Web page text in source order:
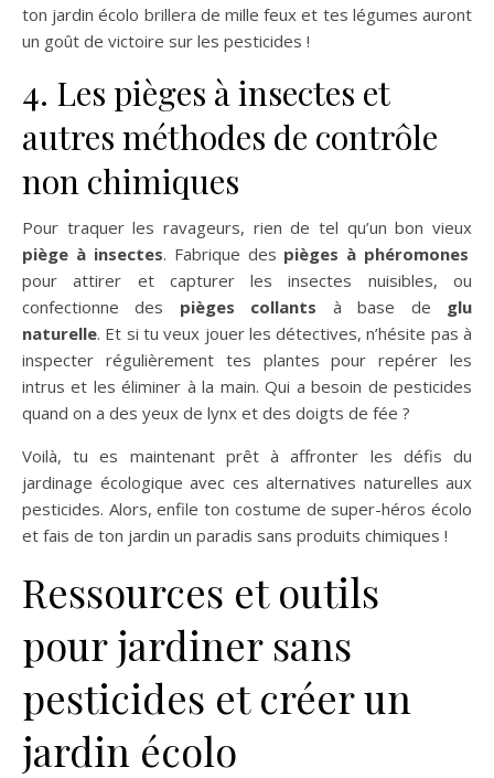
ton jardin écolo brillera de mille feux et tes légumes auront
un goût de victoire sur les pesticides !
4. Les pièges à insectes et
autres méthodes de contrôle
non chimiques
Pour traquer les ravageurs, rien de tel qu’un bon vieux
piège à insectes. Fabrique des pièges à phéromones
pour attirer et capturer les insectes nuisibles, ou
confectionne des pièges collants à base de glu
naturelle. Et si tu veux jouer les détectives, n’hésite pas à
inspecter régulièrement tes plantes pour repérer les
intrus et les éliminer à la main. Qui a besoin de pesticides
quand on a des yeux de lynx et des doigts de fée ?
Voilà, tu es maintenant prêt à affronter les défis du
jardinage écologique avec ces alternatives naturelles aux
pesticides. Alors, enfile ton costume de super-héros écolo
et fais de ton jardin un paradis sans produits chimiques !
Ressources et outils
pour jardiner sans
pesticides et créer un
jardin écolo